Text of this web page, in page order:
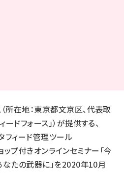
所在地：東京都文京区、代表取
ドフォース」）が提供する、
フィード管理ツール
ップ付きオンラインセミナー「今
なたの武器に」を2020年10月